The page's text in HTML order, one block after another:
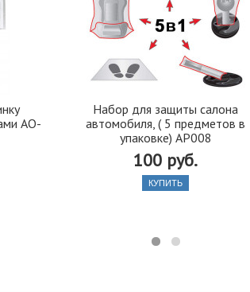
AO-
Набор для защиты салона
автомобиля, ( 5 предметов в
упаковке) AP008
100 руб.
КУПИТЬ